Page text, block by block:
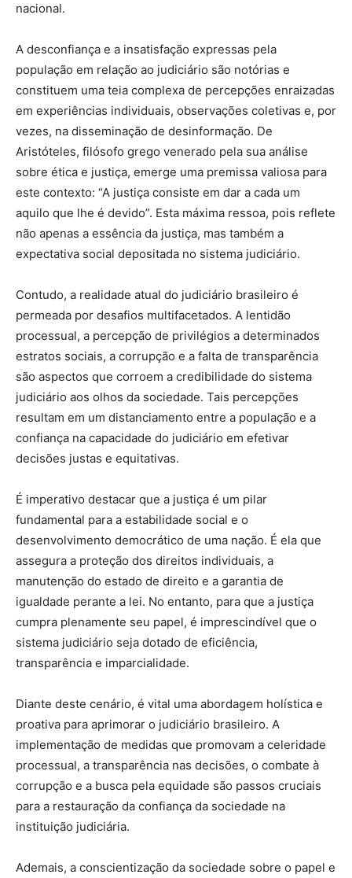
nacional.
A desconfiança e a insatisfação expressas pela
população em relação ao judiciário são notórias e
constituem uma teia complexa de percepções enraizadas
em experiências individuais, observações coletivas e, por
vezes, na disseminação de desinformação. De
Aristóteles, filósofo grego venerado pela sua análise
sobre ética e justiça, emerge uma premissa valiosa para
este contexto: “A justiça consiste em dar a cada um
aquilo que lhe é devido”. Esta máxima ressoa, pois reflete
não apenas a essência da justiça, mas também a
expectativa social depositada no sistema judiciário.
Contudo, a realidade atual do judiciário brasileiro é
permeada por desafios multifacetados. A lentidão
processual, a percepção de privilégios a determinados
estratos sociais, a corrupção e a falta de transparência
são aspectos que corroem a credibilidade do sistema
judiciário aos olhos da sociedade. Tais percepções
resultam em um distanciamento entre a população e a
confiança na capacidade do judiciário em efetivar
decisões justas e equitativas.
É imperativo destacar que a justiça é um pilar
fundamental para a estabilidade social e o
desenvolvimento democrático de uma nação. É ela que
assegura a proteção dos direitos individuais, a
manutenção do estado de direito e a garantia de
igualdade perante a lei. No entanto, para que a justiça
cumpra plenamente seu papel, é imprescindível que o
sistema judiciário seja dotado de eficiência,
transparência e imparcialidade.
Diante deste cenário, é vital uma abordagem holística e
proativa para aprimorar o judiciário brasileiro. A
implementação de medidas que promovam a celeridade
processual, a transparência nas decisões, o combate à
corrupção e a busca pela equidade são passos cruciais
para a restauração da confiança da sociedade na
instituição judiciária.
Ademais, a conscientização da sociedade sobre o papel e